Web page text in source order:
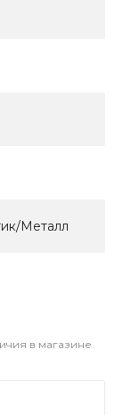
Металл
в магазине.